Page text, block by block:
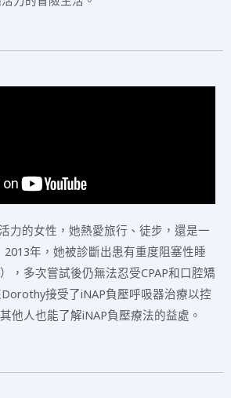
力的女性，她熱愛旅行、徒步，還是一
年，她被診斷出患有重度阻塞性睡
，多次嘗試後仍無法忍受CPAP和口腔矯
接受了iNAP負壓呼吸器治療以控
他人也能了解iNAP負壓療法的益處。